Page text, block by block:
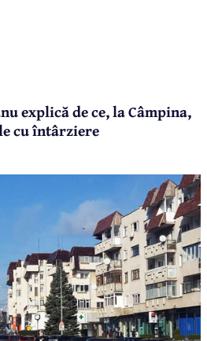
explică de ce, la Câmpina,
cu întârziere